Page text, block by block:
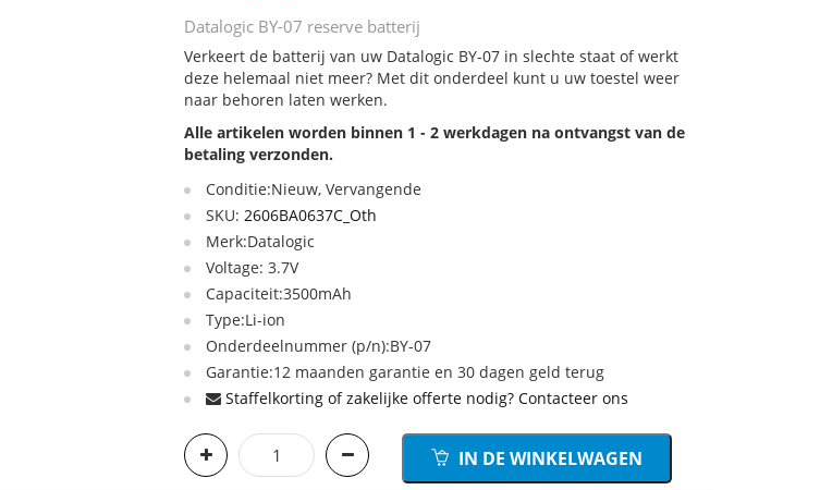
Datalogic BY-07 reserve batterij
Verkeert de batterij van uw Datalogic BY-07 in slechte staat of werkt
deze helemaal niet meer? Met dit onderdeel kunt u uw toestel weer
naar behoren laten werken.
Alle artikelen worden binnen 1 - 2 werkdagen na ontvangst van de
betaling verzonden.
Conditie:Nieuw, Vervangende
SKU:2606BA0637C_Oth
Merk:Datalogic
Voltage: 3.7V
Capaciteit:3500mAh
Type:Li-ion
Onderdeelnummer (p/n):BY-07
Garantie:12 maanden garantie en 30 dagen geld terug
Staffelkorting of zakelijke offerte nodig? Contacteer ons
IN DE WINKELWAGEN